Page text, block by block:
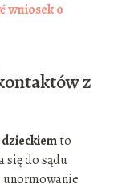
wniosek o
z
to
się do sądu
unormowanie